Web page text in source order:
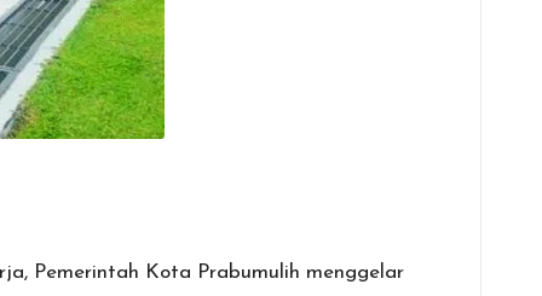
Pemerintah Kota Prabumulih menggelar